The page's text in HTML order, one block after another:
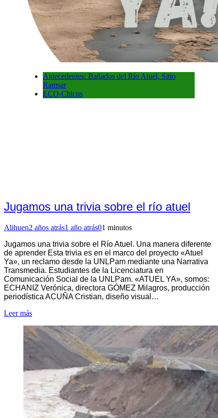
Antecedentes: Bañados del Río Atuel, Sitio
Ramsar
ECO-Chicos
Jugamos una trivia sobre el río atuel
Alihuen2 años atrás1 año atrás01 minutos
Jugamos una trivia sobre el Río Atuel. Una manera diferente
de aprender Esta trivia es en el marco del proyecto «Atuel
Ya», un reclamo desde la UNLPam mediante una Narrativa
Transmedia. Estudiantes de la Licenciatura en
Comunicación Social de la UNLPam. «ATUEL YA», somos:
ECHANIZ Verónica, directora GÓMEZ Milagros, producción
periodística ACUÑA Cristian, diseño visual…
Leer más